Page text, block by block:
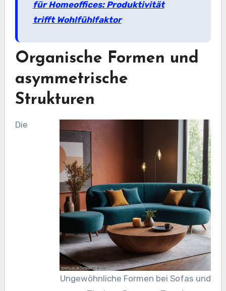
für Homeoffices: Produktivität
trifft Wohlfühlfaktor
Organische Formen und
asymmetrische
Strukturen
Ungewöhnliche Formen bei Sofas und
Die